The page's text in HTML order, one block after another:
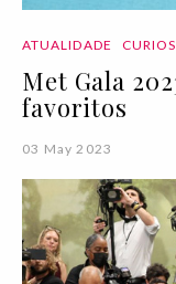
ATUALIDADE
Met Gala
favoritos
03 May 2023